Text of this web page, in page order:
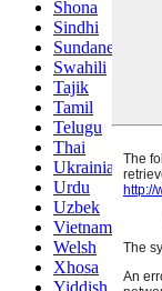
Shona
Sindhi
Sundanese
Swahili
Tajik
Tamil
Telugu
Thai
Ukrainian
Urdu
Uzbek
Vietnamese
Welsh
Xhosa